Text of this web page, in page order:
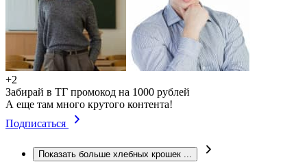
+2
Забирай в ТГ промокод на 1000 рублей
А еще там много крутого контента!
Подписаться
Показать больше хлебных крошек ...